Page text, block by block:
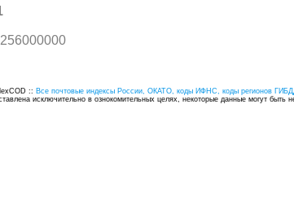
:: Все почтовые индексы России, ОКАТО, коды ИФНС, коды регионов
исключительно в ознокомительных целях, некоторые данные могут быть